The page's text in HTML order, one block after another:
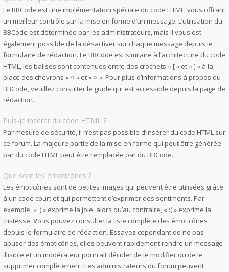
Le BBCode est une implémentation spéciale du code HTML, vous offrant
un meilleur contrôle sur la mise en forme d’un message. L’utilisation du
BBCode est déterminée par les administrateurs, mais il vous est
également possible de la désactiver sur chaque message depuis le
formulaire de rédaction. Le BBCode est similaire à l’architecture du code
HTML, les balises sont contenues entre des crochets « [ » et « ] » à la
place des chevrons « < » et « > ». Pour plus d’informations à propos du
BBCode, veuillez consulter le guide qui est accessible depuis la page de
rédaction.
Puis-je insérer du code HTML ?
Par mesure de sécurité, il n’est pas possible d’insérer du code HTML sur
ce forum. La majeure partie de la mise en forme qui peut être générée
par du code HTML peut être remplacée par du BBCode.
Que sont les émoticônes ?
Les émoticônes sont de petites images qui peuvent être utilisées grâce
à un code court et qui permettent d’exprimer des sentiments. Par
exemple, « :) » exprime la joie, alors qu’au contraire, « :( » exprime la
tristesse. Vous pouvez consulter la liste complète des émoticônes
depuis le formulaire de rédaction. Essayez cependant de ne pas
abuser des émoticônes, elles peuvent rapidement rendre un message
illisible et un modérateur pourrait décider de le modifier ou de le
supprimer complètement. Les administrateurs du forum peuvent